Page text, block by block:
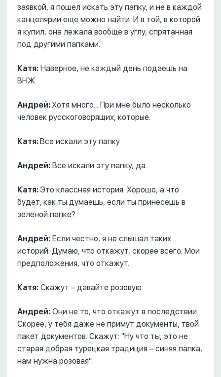
заявкой, я пошел искать эту папку, и не в каждой
канцелярии еще можно найти. И в той, в которой
я купил, она лежала вообще в углу, спрятанная
под другими папками.
Катя: Наверное, не каждый день подаешь на
ВНЖ.
Андрей:Хотя много... При мне было несколько
человек русскоговорящих, которые.
Катя:Все искали эту папку.
Андрей: Все искали эту папку, да.
Катя:Это классная история. Хорошо, а что
будет, как ты думаешь, если ты принесешь в
зеленой папке?
Андрей: Если честно, я не слышал таких
историй. Думаю, что откажут, скорее всего. Мои
предположения, что откажут.
Катя: Скажут – давайте розовую.
Андрей: Они не то, что откажут в последствии.
Скорее, у тебя даже не примут документы, твой
пакет документов. Скажут: "Ну что ты, это не
старая добрая турецкая традиция – синяя папка,
нам нужна розовая".